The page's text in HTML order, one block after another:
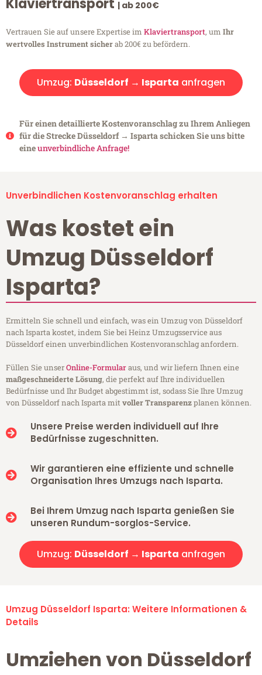
Klaviertransport | ab 200€
Vertrauen Sie auf unsere Expertise im Klaviertransport, um Ihr
wertvolles Instrument sicherab 200€ zu befördern.
Umzug: Düsseldorf → Isparta anfragen
Für einen detaillierte Kostenvoranschlag zu Ihrem Anliegen
für die Strecke Düsseldorf → Isparta schicken Sie uns bitte
eineunverbindliche Anfrage!
Unverbindlichen Kostenvoranschlag erhalten
Was kostet ein
Umzug Düsseldorf
Isparta?
Ermitteln Sie schnell und einfach, was ein Umzug von Düsseldorf
nach Isparta kostet, indem Sie bei Heinz Umzugsservice aus
Düsseldorf einen unverbindlichen Kostenvoranschlag anfordern.
Füllen Sie unserOnline-Formularaus, und wir liefern Ihnen eine
maßgeschneiderte Lösung, die perfekt auf Ihre individuellen
Bedürfnisse und Ihr Budget abgestimmt ist, sodass Sie Ihre Umzug
von Düsseldorf nach Isparta mitvoller Transparenzplanen können.
Unsere Preise werden individuell auf Ihre
Bedürfnisse zugeschnitten.
Wir garantieren eine effiziente und schnelle
Organisation Ihres Umzugs nach Isparta.
Bei Ihrem Umzug nach Isparta genießen Sie
unseren Rundum-sorglos-Service.
Umzug: Düsseldorf → Isparta anfragen
Umzug Düsseldorf Isparta: Weitere Informationen &
Details
Umziehen von Düsseldorf